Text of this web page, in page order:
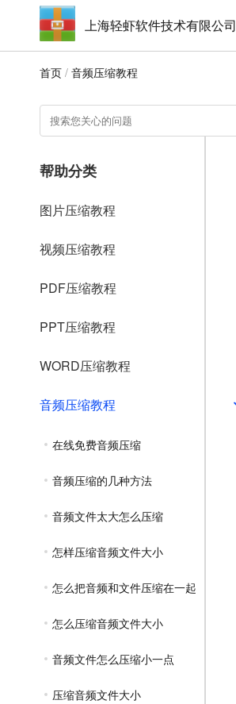
上海轻虾软件技术有限公司
首页 / 音频压缩教程
帮助分类
图片压缩教程
视频压缩教程
PDF压缩教程
PPT压缩教程
WORD压缩教程
音频压缩教程
在线免费音频压缩
音频压缩的几种方法
音频文件太大怎么压缩
怎样压缩音频文件大小
怎么把音频和文件压缩在一起
怎么压缩音频文件大小
音频文件怎么压缩小一点
压缩音频文件大小